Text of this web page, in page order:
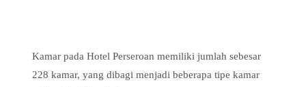
Kamar pada Hotel Perseroan memiliki jumlah sebesar
228 kamar, yang dibagi menjadi beberapa tipe kamar